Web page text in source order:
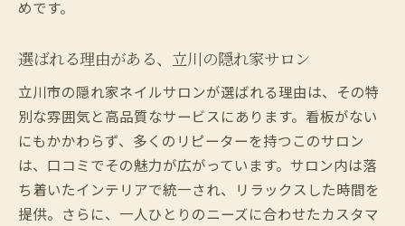
めです。
選ばれる理由がある、立川の隠れ家サロン
立川市の隠れ家ネイルサロンが選ばれる理由は、その特
別な雰囲気と高品質なサービスにあります。看板がない
にもかかわらず、多くのリピーターを持つこのサロン
は、口コミでその魅力が広がっています。サロン内は落
ち着いたインテリアで統一され、リラックスした時間を
提供。さらに、一人ひとりのニーズに合わせたカスタマ